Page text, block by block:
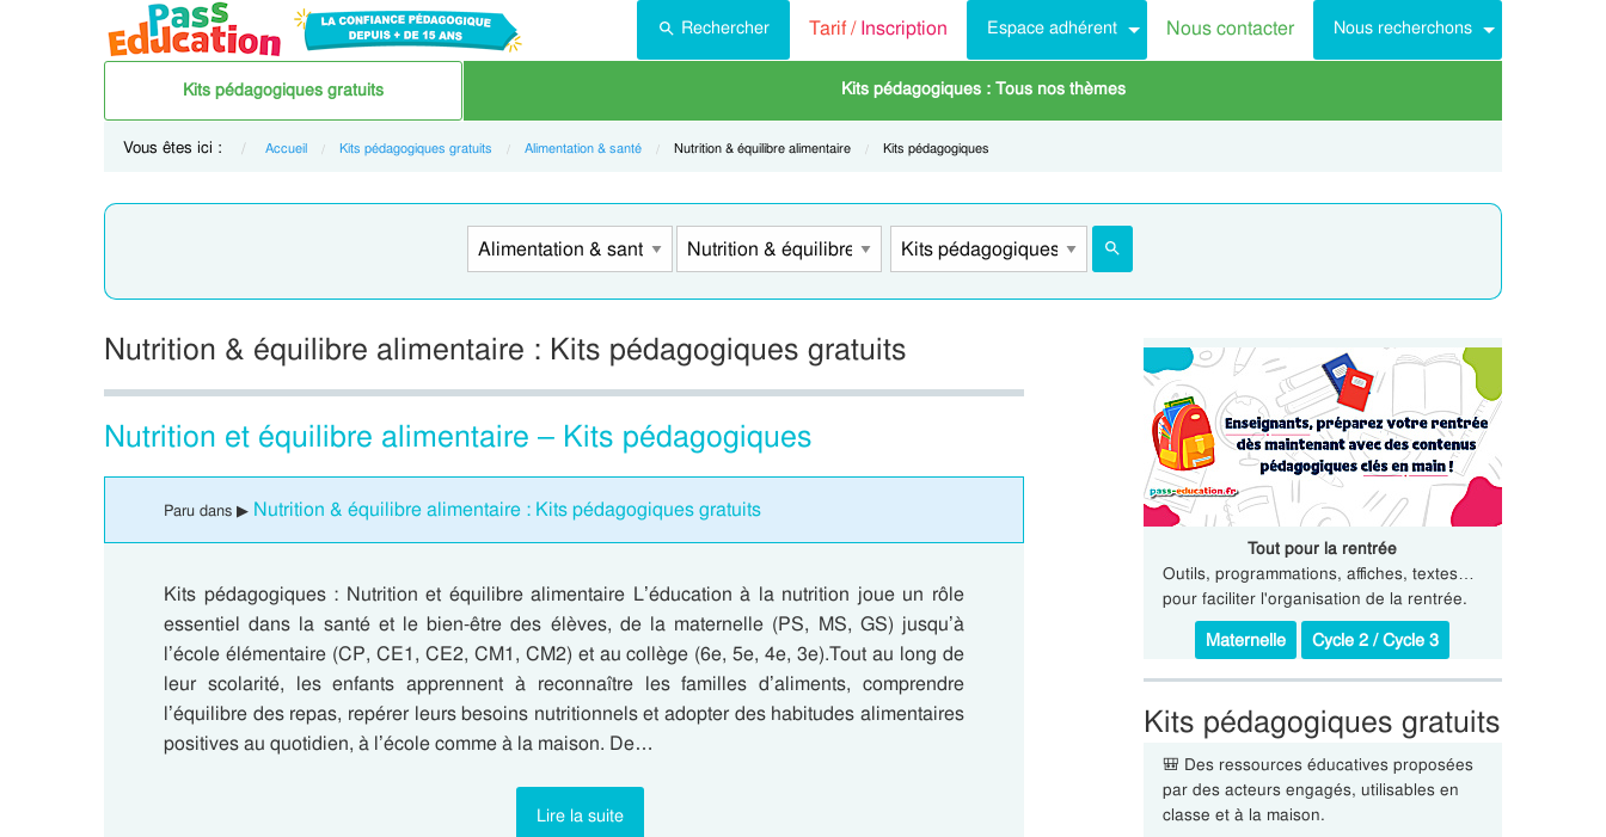
Rechercher Tarif /Inscription Espace adhérent Nous contacter Nous recherchons
Kits pédagogiques gratuits Kits pédagogiques : Tous nos thèmes
Vous êtes ici : Accueil Kits pédagogiques gratuits Alimentation & santé Current:
Nutrition & équilibre alimentaire Current:
Kits pédagogiques
Nutrition & équilibre alimentaire : Kits pédagogiques gratuits
Nutrition et équilibre alimentaire – Kits pédagogiques
Paru dans ▶ Nutrition & équilibre alimentaire : Kits pédagogiques gratuits
Kits pédagogiques : Nutrition et équilibre alimentaire L’éducation à la nutrition joue un rôle
essentiel dans la santé et le bien-être des élèves, de la maternelle (PS, MS, GS) jusqu’à
l’école élémentaire (CP, CE1, CE2, CM1, CM2) et au collège (6e, 5e, 4e, 3e).Tout au long de
leur scolarité, les enfants apprennent à reconnaître les familles d’aliments, comprendre
l’équilibre des repas, repérer leurs besoins nutritionnels et adopter des habitudes alimentaires
positives au quotidien, à l’école comme à la maison. De…
Lire la suite
Tout pour la rentrée
Outils, programmations, affiches, textes…
pour faciliter l'organisation de la rentrée.
Maternelle
Cycle 2 / Cycle 3
Kits pédagogiques gratuits
🎒 Des ressources éducatives proposées
par des acteurs engagés, utilisables en
classe et à la maison.